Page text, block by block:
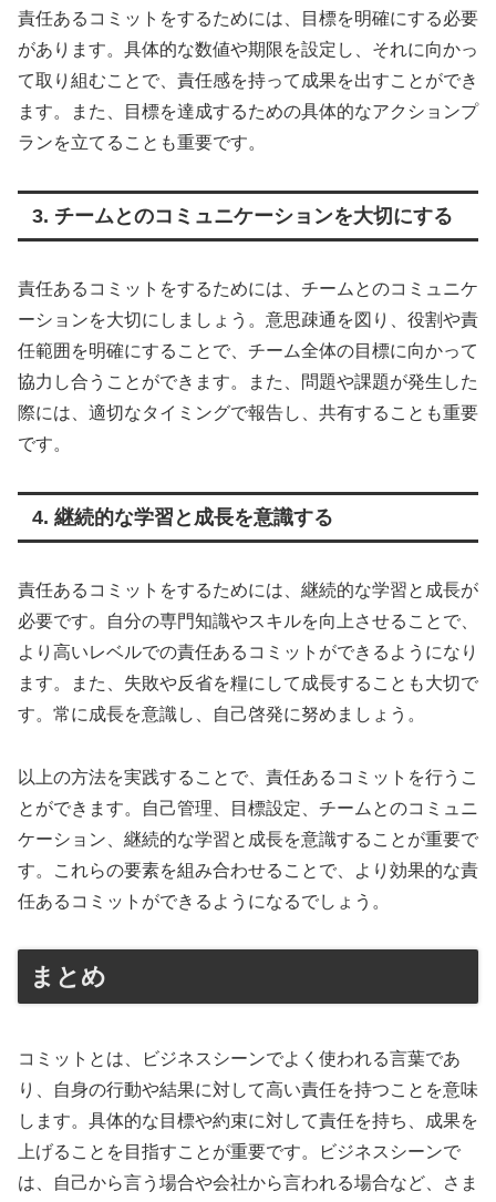
責任あるコミットをするためには、目標を明確にする必要
があります。具体的な数値や期限を設定し、それに向かっ
て取り組むことで、責任感を持って成果を出すことができ
ます。また、目標を達成するための具体的なアクションプ
ランを立てることも重要です。
3. チームとのコミュニケーションを大切にする
責任あるコミットをするためには、チームとのコミュニケ
ーションを大切にしましょう。意思疎通を図り、役割や責
任範囲を明確にすることで、チーム全体の目標に向かって
協力し合うことができます。また、問題や課題が発生した
際には、適切なタイミングで報告し、共有することも重要
です。
4. 継続的な学習と成長を意識する
責任あるコミットをするためには、継続的な学習と成長が
必要です。自分の専門知識やスキルを向上させることで、
より高いレベルでの責任あるコミットができるようになり
ます。また、失敗や反省を糧にして成長することも大切で
す。常に成長を意識し、自己啓発に努めましょう。
以上の方法を実践することで、責任あるコミットを行うこ
とができます。自己管理、目標設定、チームとのコミュニ
ケーション、継続的な学習と成長を意識することが重要で
す。これらの要素を組み合わせることで、より効果的な責
任あるコミットができるようになるでしょう。
まとめ
コミットとは、ビジネスシーンでよく使われる言葉であ
り、自身の行動や結果に対して高い責任を持つことを意味
します。具体的な目標や約束に対して責任を持ち、成果を
上げることを目指すことが重要です。ビジネスシーンで
は、自己から言う場合や会社から言われる場合など、さま